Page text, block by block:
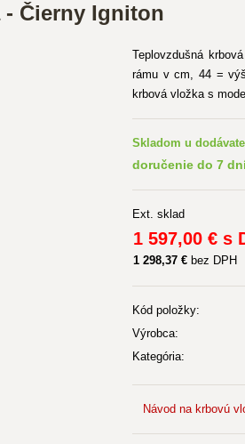
- Čierny Igniton
Teplovzdušná
rámu v cm, 44 =
krbová vložka s
Skladom u
doručenie do 7
Ext. sklad
1 597,00 € s
1 298,37 € bez DPH
Kód položky:
Výrobca:
Kategória:
Návod na krbovú